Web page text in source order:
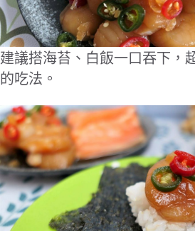
建議搭海苔、白飯一口吞下，
的吃法。